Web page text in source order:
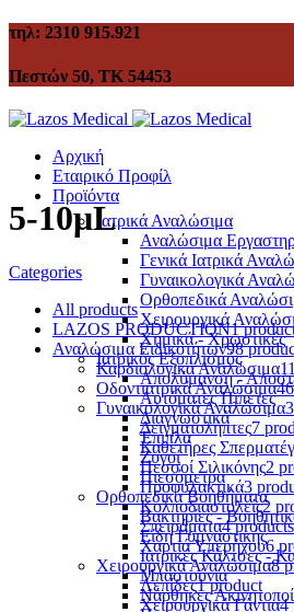
τηλ: 2310 915.921
Πεστών 50, ΤΚ 54453
Αρχική
Εταιρικό Προφίλ
Προϊόντα
Ιατρικά Αναλώσιμα
Αναλώσιμα
Γενικά Ιατρικά
Γυναικολογικά
Ορθοπεδικά
Χειρουργικά
Χημικά - Χρωστικές
Ιατρικός Εξοπλισμός
Απολύμανση -
Αυτόματες Πιπέτες
Διαγνωστικά
Έπιπλα
Ζυγοί
Πιεσόμετρα
Ορθοπεδικά Βοηθήματα
Βακτηρίες -
Είδη Γυμναστικής
Ιατρικές Κάλτσες -
Μπαστούνια
Νάρθηκες
5-10μL
Categories
All products
LAZOS PRODUCTION1
Αναλώσιμα Ειδικοτήτων98
Καρδιολογικά Αναλώσιμα
Οδοντιατρικά Αναλώσιμα
Γυναικολογικά Αναλώσιμα
Δειγματολήπτες7
Καθετήρες
Πεσσοί Σιλικόνης2
Προφυλακτικά3
Κολποδιαστολείς2
Σπειράματα4 products
Χαρτιά Υπερήχου6
Χειρουργικά Αναλώσιμα8
Λεπίδες1 product
Χειρουργικά Γάντια4